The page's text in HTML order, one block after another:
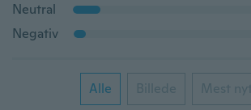
Neutral
Negativ
Alle Billede Mest